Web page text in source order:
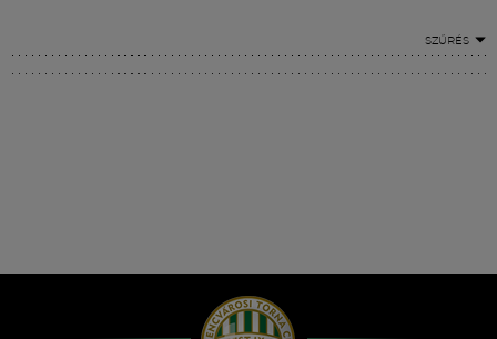
SZŰRÉS
Hírek